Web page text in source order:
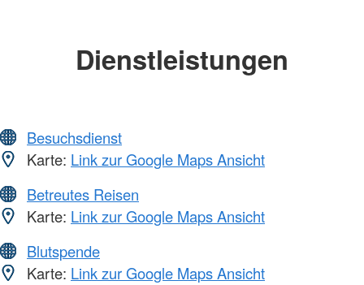
Dienstleistungen
Besuchsdienst
Karte: Link zur Google Maps Ansicht
Betreutes Reisen
Karte: Link zur Google Maps Ansicht
Blutspende
Karte: Link zur Google Maps Ansicht